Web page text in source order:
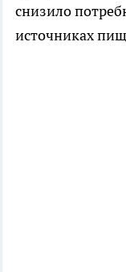
снизило
источниках